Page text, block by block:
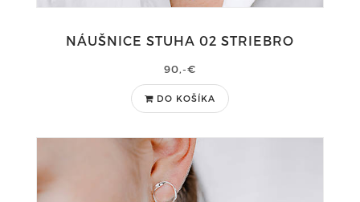
NÁUŠNICE STUHA 02 STRIEBRO
90,-€
DO KOŠÍKA